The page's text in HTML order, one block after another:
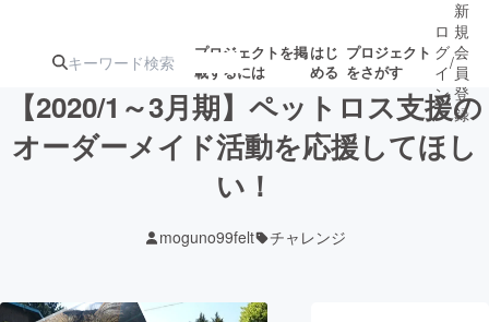
プロジェクトを掲
載するには
はじ
める
プロジェクト
をさがす
注目の新着プロ
ロ
グ
イ
ン
/
新
規
会
員
登
録
【2020/1～3月期】ペットロス支援の
オーダーメイド活動を応援してほし
い！
moguno99felt チャレンジ